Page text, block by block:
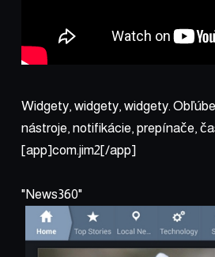
Widgety, widgety, widgety.
nástroje, notifikácie, prepínače,
[app]com.jim2[/app]
News360